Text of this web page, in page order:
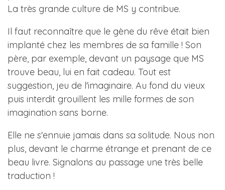
La très grande culture de MS y contribue.
Il faut reconnaître que le gène du rêve était bien
implanté chez les membres de sa famille ! Son
père, par exemple, devant un paysage que MS
trouve beau, lui en fait cadeau. Tout est
suggestion, jeu de l'imaginaire. Au fond du vieux
puis interdit grouillent les mille formes de son
imagination sans borne.
Elle ne s'ennuie jamais dans sa solitude. Nous non
plus, devant le charme étrange et prenant de ce
beau livre. Signalons au passage une très belle
traduction !